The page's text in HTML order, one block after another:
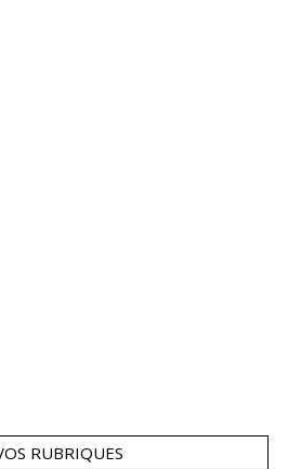
RUBRIQUES